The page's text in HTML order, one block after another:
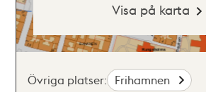
Visa på karta
Övriga platser: Frihamnen